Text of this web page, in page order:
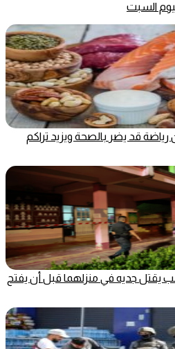
السبت
رياضة قد يضر بالصحة ويزيد تراكم
يقتل جديه في منزلهما قبل أن يفتح